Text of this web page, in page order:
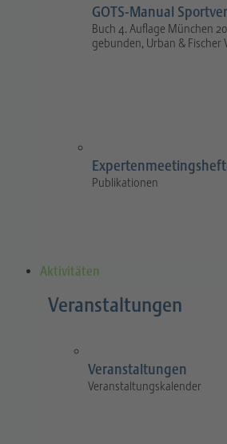
GOTS-Manual
Buch 4. Auflage München
gebunden, Urban & Fischer
Publikationen
Aktivitäten
Veranstaltungen
Veranstaltungen
Veranstaltungskalender